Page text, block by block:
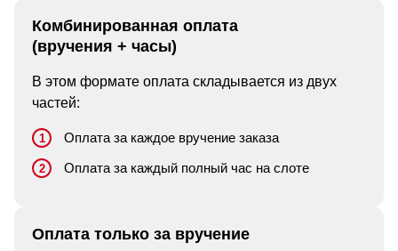
Комбинированная оплата
(вручения + часы)
В этом формате оплата складывается из двух
частей:
Оплата за каждое вручение заказа
Оплата за каждый полный час на слоте
Оплата только за вручение